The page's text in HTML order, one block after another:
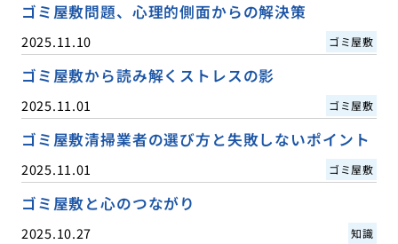
ゴミ屋敷問題、心理的側面からの解決策
2025.11.10 ゴミ屋敷
ゴミ屋敷から読み解くストレスの影
2025.11.01 ゴミ屋敷
ゴミ屋敷清掃業者の選び方と失敗しないポイント
2025.11.01 ゴミ屋敷
ゴミ屋敷と心のつながり
2025.10.27 知識